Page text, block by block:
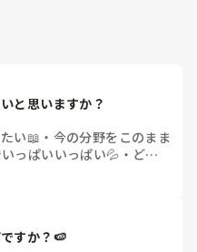
と思いますか？
い📖 ・ 今の分野をこのまま
っぱいいっぱい💦 ・ どん
すか？🍉